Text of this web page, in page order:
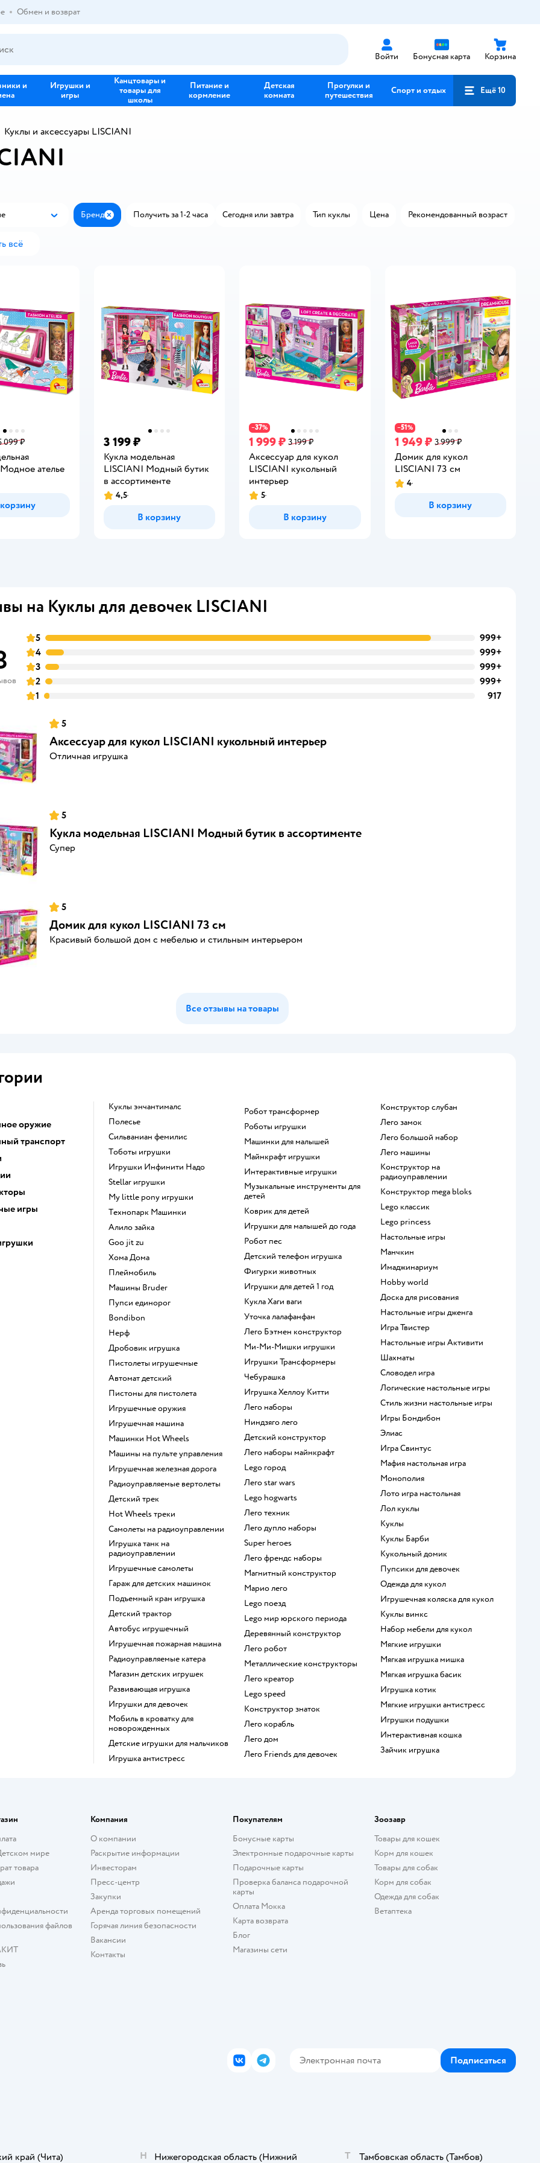
Обмен и возврат
Войти Бонусная карта Корзина
и
Игрушки и
игры
Канцтовары и
товары для
школы
Питание и
кормление
Детская
комната
Прогулки и
путешествия
Спорт и отдых Ещё 10
Куклы и аксессуары LISCIANI
Популярные Бренд ЗакрытьПолучить за 1-2 часа Сегодня или завтра Тип куклы Цена Рекомендованный возраст
всё
099 ₽
ателье
3 199 ₽
Кукла модельная
LISCIANI Модный бутик
в ассортименте
Рейтинг:
4,5
В корзину
−37%
1 999 ₽ 3 199 ₽
Аксессуар для кукол
LISCIANI кукольный
интерьер
Рейтинг:
5
В корзину
−51 %
1 949 ₽ 3 999 ₽
Домик для кукол
LISCIANI 73 см
Рейтинг:
4
В корзину
на Куклы для девочек LISCIANI
5
999+
4
999+
3
999+
2
999+
1
917
5
Аксессуар для кукол LISCIANI кукольный интерьер
Отличная игрушка
5
Кукла модельная LISCIANI Модный бутик в ассортименте
Супер
5
Домик для кукол LISCIANI 73 см
Красивый большой дом с мебелью и стильным интерьером
Все отзывы на товары
оружие
транспорт
игры
Куклы энчантималс
Полесье
Сильваниан фемилис
Тоботы игрушки
Игрушки Инфинити Надо
Stellar игрушки
my little pony игрушки
Технопарк Машинки
Алило зайка
Goo jit zu
Хома Дома
Плеймобиль
Машины Bruder
Пупси единорог
Bondibon
Нерф
Дробовик игрушка
Пистолеты игрушечные
Автомат детский
Пистоны для пистолета
Игрушечные оружия
Игрушечная машина
Машинки Hot Wheels
Машины на пульте управления
Игрушечная железная дорога
Радиоуправляемые вертолеты
Детский трек
Hot Wheels треки
Самолеты на радиоуправлении
Игрушка танк на
радиоуправлении
Игрушечные самолеты
Гараж для детских машинок
Подъемный кран игрушка
Детский трактор
Автобус игрушечный
Игрушечная пожарная машина
Радиоуправляемые катера
Магазин детских игрушек
Развивающая игрушка
Игрушки для девочек
Мобиль в кроватку для
новорожденных
Детские игрушки для мальчиков
Игрушка антистресс
Робот трансформер
Роботы игрушки
Машинки для малышей
Майнкрафт игрушки
Интерактивные игрушки
Музыкальные инструменты для
детей
Коврик для детей
Игрушки для малышей до года
Робот пес
Детский телефон игрушка
Фигурки животных
Игрушки для детей 1 год
Кукла Хаги ваги
Уточка лалафанфан
Лего Бэтмен конструктор
Ми-Ми-Мишки игрушки
Игрушки Трансформеры
Чебурашка
Игрушка Хеллоу Китти
Лего наборы
Ниндзяго лего
Детский конструктор
Лего наборы майнкрафт
Lego город
Лего star wars
Lego hogwarts
Лего техник
Лего дупло наборы
Super heroes
Лего френдс наборы
Магнитный конструктор
Марио лего
Lego поезд
Lego мир юрского периода
Деревянный конструктор
Лего робот
Металлические конструкторы
Лего креатор
Lego speed
Конструктор знаток
Лего корабль
Лего дом
Лего Friends для девочек
Конструктор слубан
Лего замок
Лего большой набор
Лего машины
Конструктор на
радиоуправлении
Конструктор mega bloks
Lego классик
Lego princess
Настольные игры
Манчкин
Имаджинариум
Hobby world
Доска для рисования
Настольные игры дженга
Игра Твистер
Настольные игры Активити
Шахматы
Словодел игра
Логические настольные игры
Стиль жизни настольные игры
Игры Бондибон
Элиас
Игра Свинтус
Мафия настольная игра
Монополия
Лото игра настольная
Лол куклы
Куклы
Куклы Барби
Кукольный домик
Пупсики для девочек
Одежда для кукол
Игрушечная коляска для кукол
Куклы винкс
Набор мебели для кукол
Мягкие игрушки
Мягкая игрушка мишка
Мягкая игрушка басик
Игрушка котик
Мягкие игрушки антистресс
Игрушки подушки
Интерактивная кошка
Зайчик игрушка
мире
товара
файлов
Компания
О компании
Раскрытие информации
Инвесторам
Пресс-центр
Закупки
Аренда торговых помещений
Горячая линия безопасности
Вакансии
Контакты
Покупателям
Бонусные карты
Электронные подарочные карты
Подарочные карты
Проверка баланса подарочной
карты
Оплата Мокка
Карта возврата
Блог
Магазины сети
Зоозавр
Товары для кошек
Корм для кошек
Товары для собак
Корм для собак
Одежда для собак
Ветаптека
ВКонтактеTelegram Подписаться
край (Чита) Н Нижегородская область (Нижний
Т Тамбовская область (Тамбов)